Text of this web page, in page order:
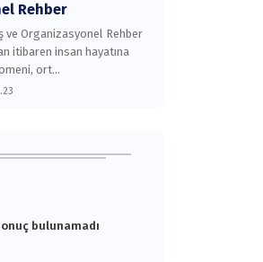
Rehber
ve Organizasyonel Rehber
itibaren insan hayatına
ort…
bulunamadı